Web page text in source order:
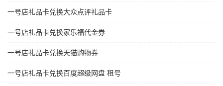
一号店礼品卡兑换大众点评礼品卡
一号店礼品卡兑换家乐福代金券
一号店礼品卡兑换天猫购物券
一号店礼品卡兑换百度超级网盘 租号